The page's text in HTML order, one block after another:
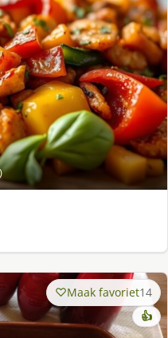
Maak favoriet14
👍